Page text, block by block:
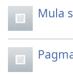
Mula